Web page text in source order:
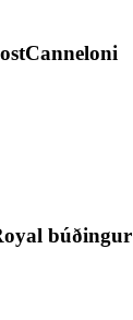
Canneloni